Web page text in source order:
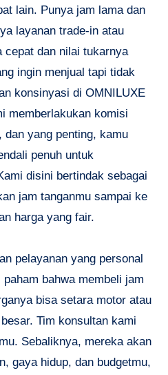
lain. Punya jam lama dan
layanan trade-in atau
cepat dan nilai tukarnya
ingin menjual tapi tidak
konsinyasi di OMNILUXE
memberlakukan komisi
yang penting, kamu
penuh untuk
disini bertindak sebagai
jam tanganmu sampai ke
harga yang fair.
pelayanan yang personal
bahwa membeli jam
bisa setara motor atau
Tim konsultan kami
Sebaliknya, mereka akan
gaya hidup, dan budgetmu,